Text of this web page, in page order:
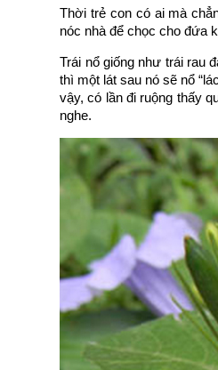
Thời trẻ con có ai mà
nóc nhà để chọc cho đứa
Trái nổ giống như trái rau
thì một lát sau nó sẽ nổ
vậy, có lần đi ruộng thấy
nghe.